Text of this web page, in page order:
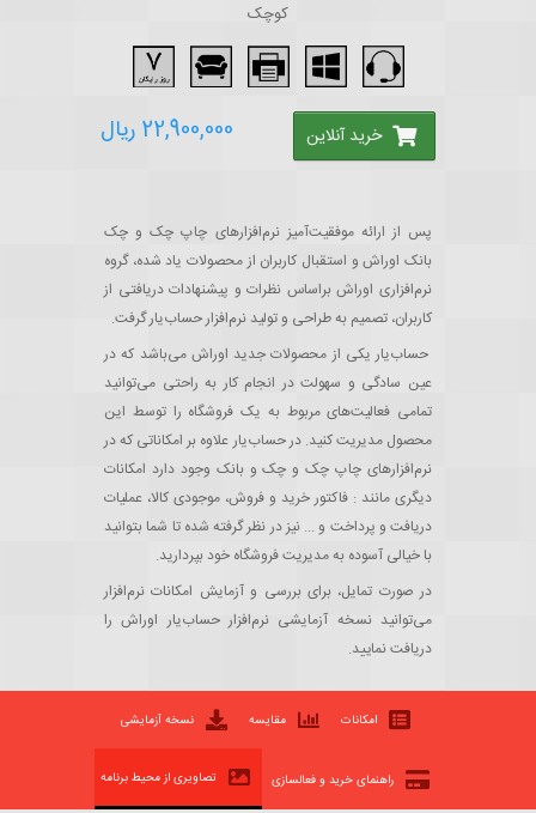
تماس با ما
دانلود نسخه آزمایشی
کوچک
خرید آنلاین 22,900,000 ریال
پس از ارائه موفقیت‌آمیز نرم‌افزارهای چاپ چک و چک
بانک اوراش و استقبال کاربران از محصولات یاد شده، گروه
نرم‌افزاری اوراش براساس نظرات و پیشنهادات دریافتی از
کاربران، تصمیم به طراحی و تولید نرم‌افزار حساب‌یار گرفت.
حساب‌یار یکی از محصولات جدید اوراش می‌باشد که در
عین سادگی و سهولت در انجام کار به راحتی می‌توانید
تمامی فعالیت‌های مربوط به یک فروشگاه را توسط این
محصول مدیریت کنید. در حساب‌یار علاوه بر امکاناتی که در
نرم‌افزارهای چاپ چک و چک و بانک وجود دارد امکانات
دیگری مانند : فاکتور خرید و فروش، موجودی کالا، عملیات
دریافت و پرداخت و ... نیز در نظر گرفته شده تا شما بتوانید
با خیالی آسوده به مدیریت فروشگاه خود بپردارید.
در صورت تمایل، برای بررسی و آزمایش امکانات نرم‌افزار
می‌توانید نسخه آزمایشی نرم‌افزار حساب‌یار اوراش را
دریافت نمایید.
امکانات مقایسه نسخه آزمایشی
راهنمای خرید و فعالسازی تصاویری از محیط برنامه